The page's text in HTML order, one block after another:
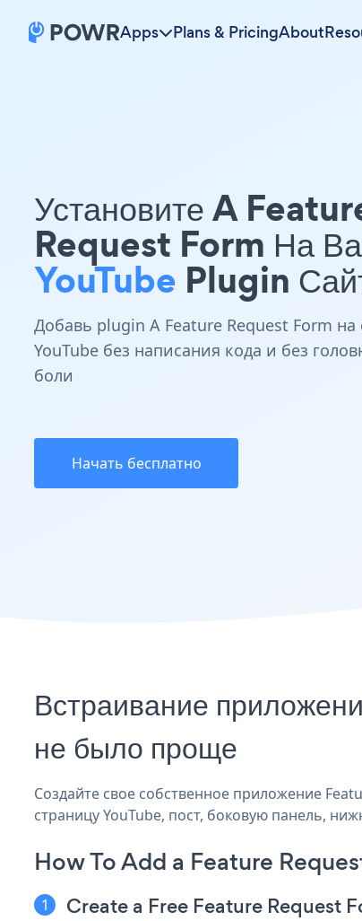
Apps Plans & PricingAbout
Установите A
Request Form На
YouTube Plugin
Добавь plugin A Feature Request Form на
YouTube без написания кода и без
боли
Начать бесплатно
Встраивание
не было проще
Создайте свое собственное приложение
страницу YouTube, пост, боковую панель,
How To Add a Feature
Create a Free Feature Request